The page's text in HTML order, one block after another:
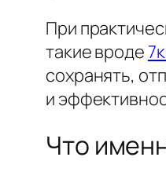
При
такие вроде
сохранять,
и
Что